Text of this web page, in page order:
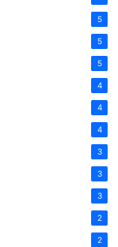
5
5
5
4
4
4
3
3
3
2
2